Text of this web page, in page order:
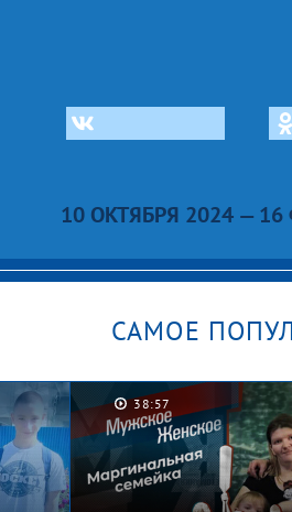
10 ОКТЯБРЯ 2024 —
САМОЕ
38:57